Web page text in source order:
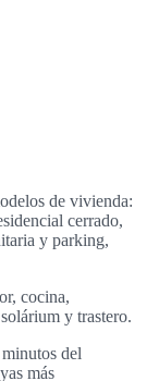
de vivienda:
cerrado,
y parking,
cocina,
y trastero.
del
más